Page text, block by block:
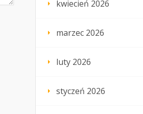
kwiecień 2026
marzec 2026
luty 2026
styczeń 2026